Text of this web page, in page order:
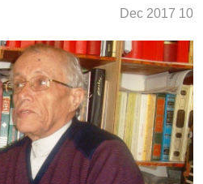
Skip
to
Search
10 Dec 2017